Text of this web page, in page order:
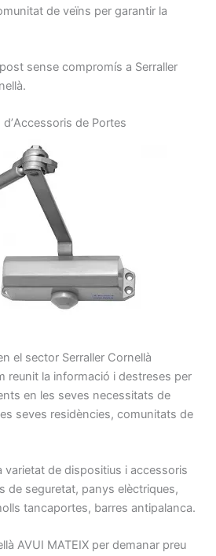
de veïns per garantir la
sense compromís a Serraller
Accessoris de Portes
el sector Serraller Cornellà
reunit la informació i destreses per
en les seves necessitats de
seves residències, comunitats de
varietat de dispositius i accessoris
de seguretat, panys elèctriques,
tancaportes, barres antipalanca.
AVUI MATEIX per demanar preu